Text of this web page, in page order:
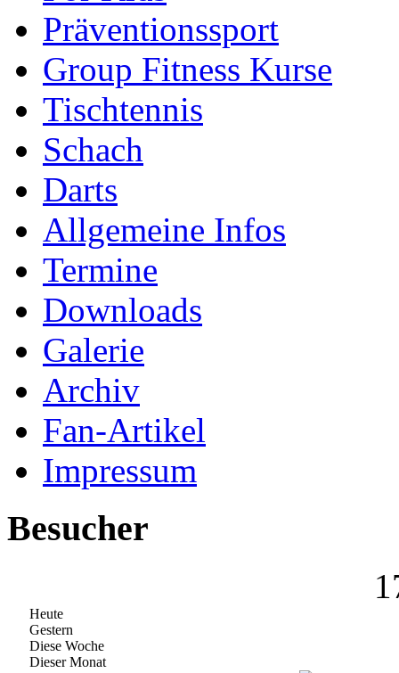
Präventionssport
Group Fitness Kurse
Tischtennis
Schach
Darts
Allgemeine Infos
Termine
Downloads
Galerie
Archiv
Fan-Artikel
Impressum
Besucher
Heute
Gestern
Diese Woche
Dieser Monat